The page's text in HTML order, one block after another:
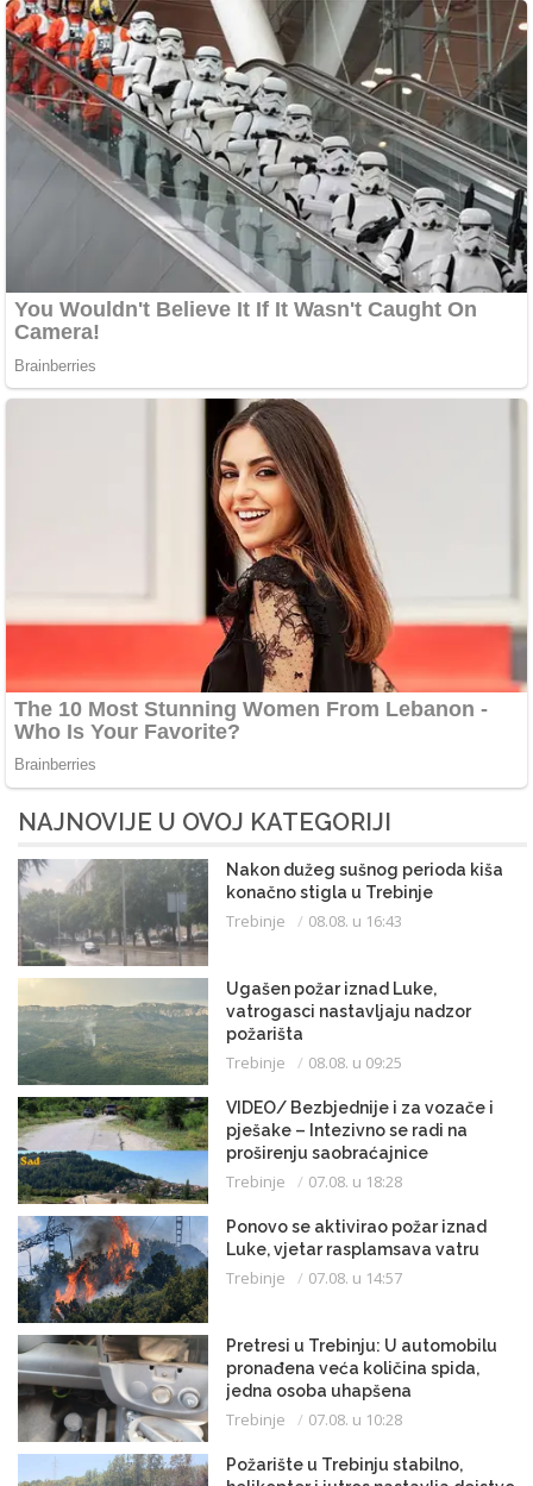
NAJNOVIJE U OVOJ KATEGORIJI
Nakon dužeg sušnog perioda kiša
konačno stigla u Trebinje
Trebinje 08.08. u 16:43
Ugašen požar iznad Luke,
vatrogasci nastavljaju nadzor
požarišta
Trebinje 08.08. u 09:25
VIDEO/ Bezbjednije i za vozače i
pješake – Intezivno se radi na
proširenju saobraćajnice
Trebinje 07.08. u 18:28
Ponovo se aktivirao požar iznad
Luke, vjetar rasplamsava vatru
Trebinje 07.08. u 14:57
Pretresi u Trebinju: U automobilu
pronađena veća količina spida,
jedna osoba uhapšena
Trebinje 07.08. u 10:28
Požarište u Trebinju stabilno,